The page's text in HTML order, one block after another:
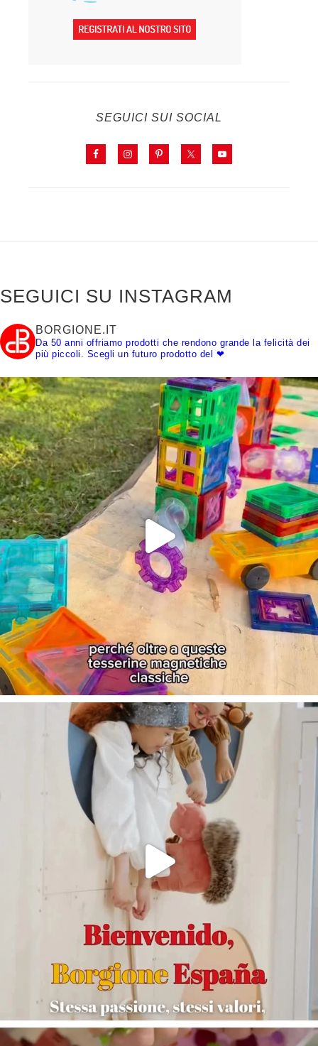
SEGUICI SUI SOCIAL
SEGUICI SU INSTAGRAM
BORGIONE.IT
Da 50 anni offriamo prodotti che rendono grande la felicità dei
più piccoli. Scegli un futuro prodotto del ❤